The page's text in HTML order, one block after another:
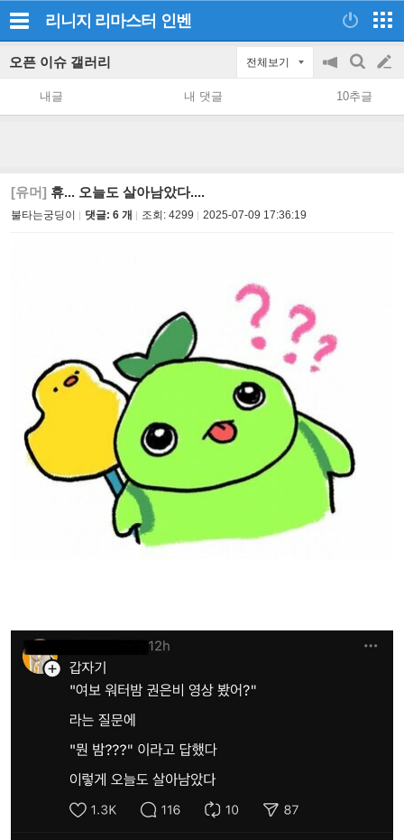
리니지 리마스터 인벤
오픈 이슈 갤러리 전체보기
공
지
on/off
검
색
글
쓰
내글 내 댓글 10추글
[유머] 휴... 오늘도 살아남았다....
불타는궁딩이 댓글: 6 개 조회: 4299 2025-07-09 17:36:19